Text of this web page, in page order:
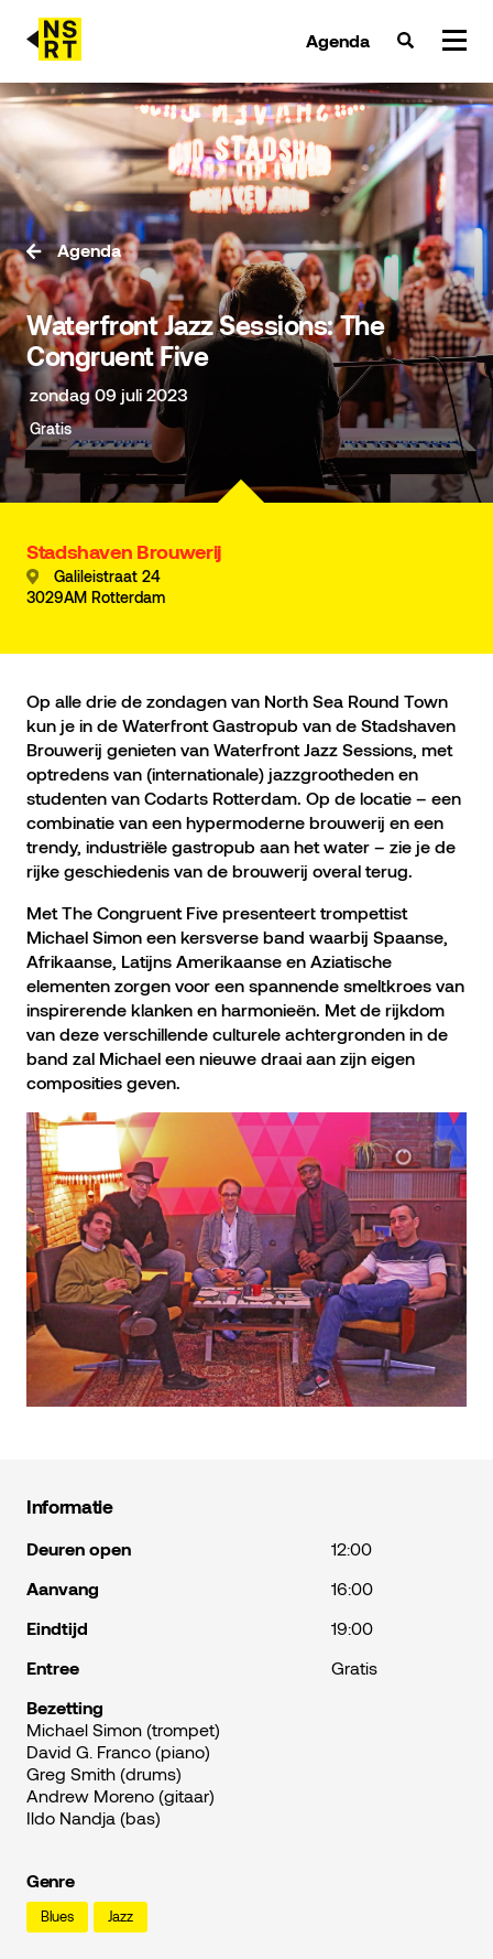
Agenda
agenda & tickets
nieuws
team
over NSRT
partners
Waterfront Jazz Sessions: The
Congruent Five
zondag 09 juli 2023
Gratis
Agenda
Stadshaven Brouwerij
Galileistraat 24
3029AM Rotterdam
Op alle drie de zondagen van North Sea Round Town
kun je in de Waterfront Gastropub van de Stadshaven
Brouwerij genieten van Waterfront Jazz Sessions, met
optredens van (internationale) jazzgrootheden en
studenten van Codarts Rotterdam. Op de locatie – een
combinatie van een hypermoderne brouwerij en een
trendy, industriële gastropub aan het water – zie je de
rijke geschiedenis van de brouwerij overal terug.
Met The Congruent Five presenteert trompettist
Michael Simon een kersverse band waarbij Spaanse,
Afrikaanse, Latijns Amerikaanse en Aziatische
elementen zorgen voor een spannende smeltkroes van
inspirerende klanken en harmonieën. Met de rijkdom
van deze verschillende culturele achtergronden in de
band zal Michael een nieuwe draai aan zijn eigen
composities geven.
Informatie
Deuren open
12:00
Aanvang
16:00
Eindtijd
19:00
Entree
Gratis
Bezetting
Michael Simon (trompet)
David G. Franco (piano)
Greg Smith (drums)
Andrew Moreno (gitaar)
Ildo Nandja (bas)
Genre
Blues Jazz